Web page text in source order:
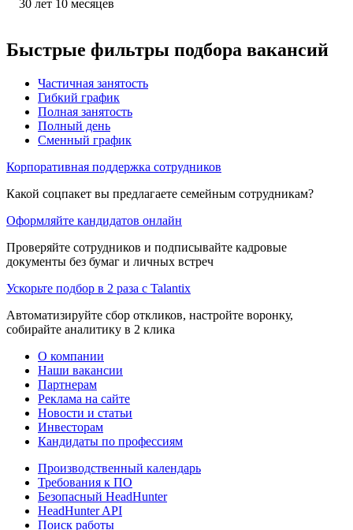
30 лет 10 месяцев
Быстрые фильтры подбора вакансий
Частичная занятость
Гибкий график
Полная занятость
Полный день
Сменный график
Корпоративная поддержка сотрудников
Какой соцпакет вы предлагаете семейным сотрудникам?
Оформляйте кандидатов онлайн
Проверяйте сотрудников и подписывайте кадровые
документы без бумаг и личных встреч
Ускорьте подбор в 2 раза с Talantix
Автоматизируйте сбор откликов, настройте воронку,
собирайте аналитику в 2 клика
О компании
Наши вакансии
Партнерам
Реклама на сайте
Новости и статьи
Инвесторам
Кандидаты по профессиям
Производственный календарь
Требования к ПО
Безопасный HeadHunter
HeadHunter API
Поиск работы